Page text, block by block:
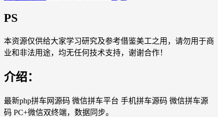
PS
本资源仅供给大家学习研究及参考借鉴美工之用，请勿用于商
业和非法用途，均无任何技术支持，谢谢合作！
介绍：
最新php拼车网源码 微信拼车平台 手机拼车源码 微信拼车源
码 PC+微信双终端，数据同步。